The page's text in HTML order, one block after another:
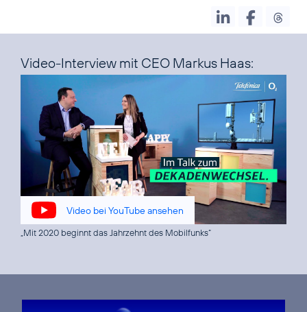
Video-Interview mit CEO Markus Haas:
Video bei YouTube ansehen
„Mit 2020 beginnt das Jahrzehnt des Mobilfunks“